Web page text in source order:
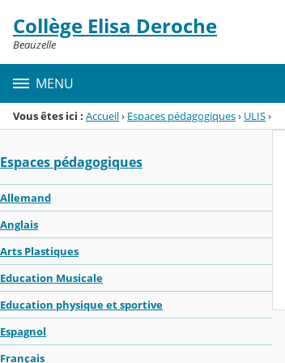
Menu de la rubrique
Contenu
Collège Elisa Deroche
Beauzelle
MENU
Vous êtes ici : Accueil› Espaces pédagogiques› ULIS›
Espaces pédagogiques
Allemand
Anglais
Arts Plastiques
Education Musicale
Education physique et sportive
Espagnol
Français